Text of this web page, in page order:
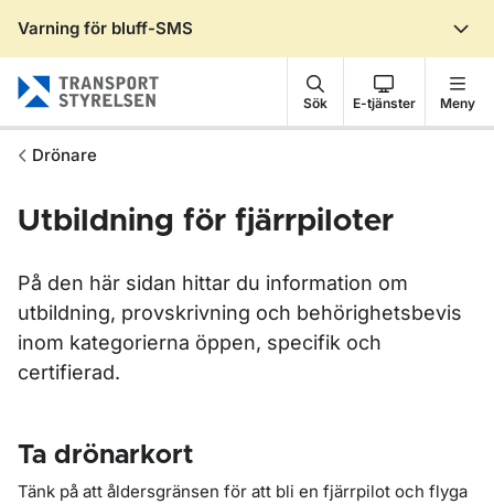
Varning för bluff-SMS
Sök E-tjänster Meny
Drönare
Utbildning för fjärrpiloter
På den här sidan hittar du information om
utbildning, provskrivning och behörighetsbevis
inom kategorierna öppen, specifik och
certifierad.
Ta drönarkort
Tänk på att åldersgränsen för att bli en fjärrpilot och flyga